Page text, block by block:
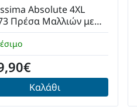
Absolute 4XL
Πρέσα Μαλλιών με
Πλάκες Ionic 90W
Καλάθι